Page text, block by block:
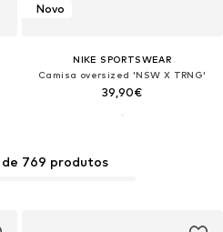
769 produtos
Novo
NIKE SPORTSWEAR
Camisa oversized 'NSW X TRNG'
39,90€